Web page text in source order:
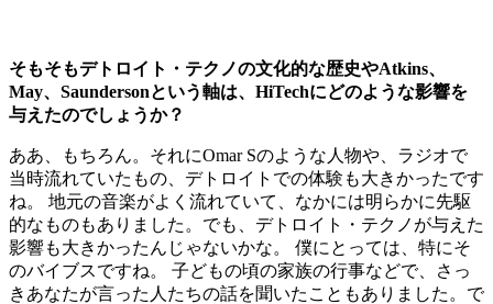
そもそもデトロイト・テクノの文化的な歴史やAtkins、
May、Saundersonという軸は、HiTechにどのような影響を
与えたのでしょうか？
ああ、もちろん。それにOmar Sのような人物や、ラジオで
当時流れていたもの、デトロイトでの体験も大きかったです
ね。 地元の音楽がよく流れていて、なかには明らかに先駆
的なものもありました。でも、デトロイト・テクノが与えた
影響も大きかったんじゃないかな。 僕にとっては、特にそ
のバイブスですね。 子どもの頃の家族の行事などで、さっ
きあなたが言った人たちの話を聞いたこともありました。で